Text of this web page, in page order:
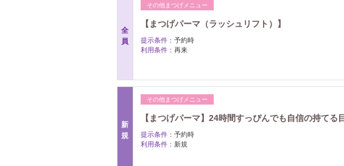
全
員
その他まつげメニュー
【まつげパーマ（ラッシュリフト）】
提示条件： 予約時
利用条件： 再来
新
規
その他まつげメニュー
【まつげパーマ】24時間すっぴんでも自信の持てる
提示条件： 予約時
利用条件： 新規